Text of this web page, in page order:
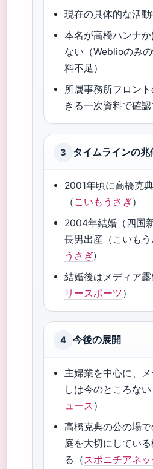
現在の具体的な活
本名が高橋ハンナ
ない（Weblioのみ
料不足）
所属事務所フロン
きる一次資料で確
3 タイムラインの兆
2001年頃に高橋克
（ こいもうさぎ）
2004年結婚（四国
長男出産（こいも
うさぎ)
結婚後はメディア
リースポーツ）
4 今後の展開
主婦業を中心に、
しは今のところない
ュース ）
高橋克典の公の場
庭を大切にしてい
る（スポニチアネッ